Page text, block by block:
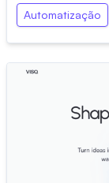
Automatização